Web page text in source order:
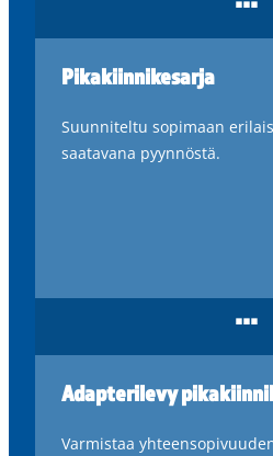
Pikakiinnikesarja
Suunniteltu sopimaan
saatavana pyynnöstä.
...
Adapterilevy
Varmistaa